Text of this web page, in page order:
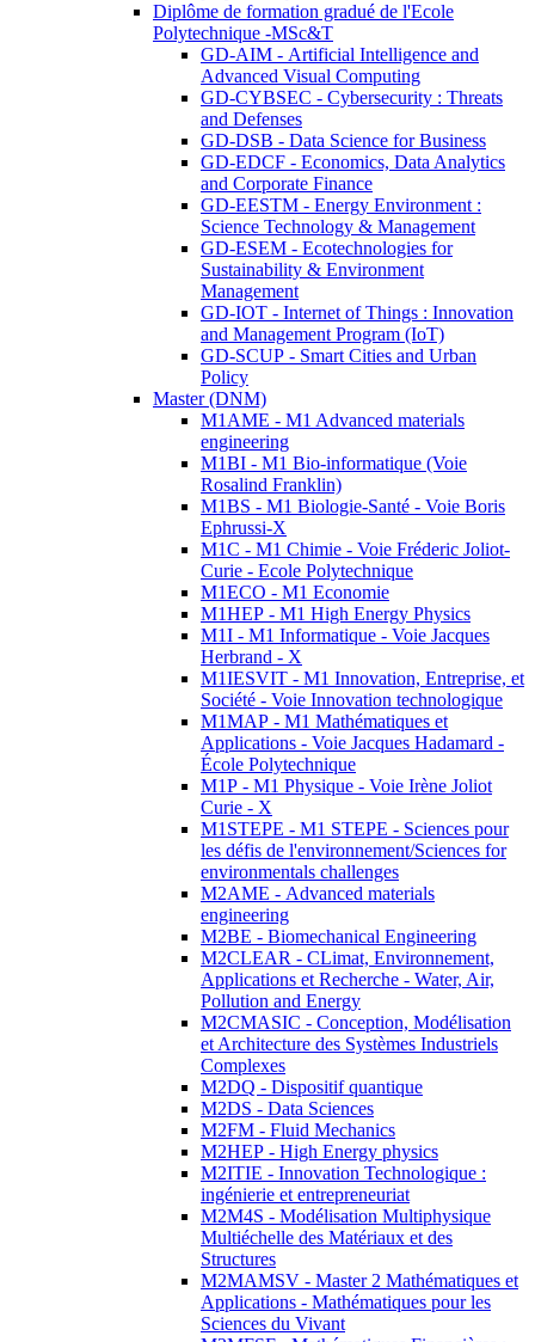
Diplôme de formation gradué de l'Ecole
Polytechnique -MSc&T
GD-AIM - Artificial Intelligence and
Advanced Visual Computing
GD-CYBSEC - Cybersecurity : Threats
and Defenses
GD-DSB - Data Science for Business
GD-EDCF - Economics, Data Analytics
and Corporate Finance
GD-EESTM - Energy Environment :
Science Technology & Management
GD-ESEM - Ecotechnologies for
Sustainability & Environment
Management
GD-IOT - Internet of Things : Innovation
and Management Program (IoT)
GD-SCUP - Smart Cities and Urban
Policy
Master (DNM)
M1AME - M1 Advanced materials
engineering
M1BI - M1 Bio-informatique (Voie
Rosalind Franklin)
M1BS - M1 Biologie-Santé - Voie Boris
Ephrussi-X
M1C - M1 Chimie - Voie Fréderic Joliot-
Curie - Ecole Polytechnique
M1ECO - M1 Economie
M1HEP - M1 High Energy Physics
M1I - M1 Informatique - Voie Jacques
Herbrand - X
M1IESVIT - M1 Innovation, Entreprise, et
Société - Voie Innovation technologique
M1MAP - M1 Mathématiques et
Applications - Voie Jacques Hadamard -
École Polytechnique
M1P - M1 Physique - Voie Irène Joliot
Curie - X
M1STEPE - M1 STEPE - Sciences pour
les défis de l'environnement/Sciences for
environmentals challenges
M2AME - Advanced materials
engineering
M2BE - Biomechanical Engineering
M2CLEAR - CLimat, Environnement,
Applications et Recherche - Water, Air,
Pollution and Energy
M2CMASIC - Conception, Modélisation
et Architecture des Systèmes Industriels
Complexes
M2DQ - Dispositif quantique
M2DS - Data Sciences
M2FM - Fluid Mechanics
M2HEP - High Energy physics
M2ITIE - Innovation Technologique :
ingénierie et entrepreneuriat
M2M4S - Modélisation Multiphysique
Multiéchelle des Matériaux et des
Structures
M2MAMSV - Master 2 Mathématiques et
Applications - Mathématiques pour les
Sciences du Vivant